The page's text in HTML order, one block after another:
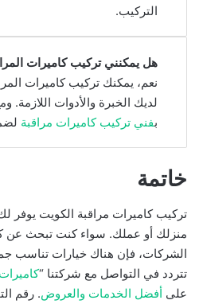
التركيب.
هل يمكنني تركيب كاميرات
نعم، يمكنك تركيب كاميرات
لديك الخبرة والأدوات اللازمة.
بفني تركيب كاميرات مراقبة
خاتمة
تركيب كاميرات مراقبة الكويت يوفر لك
منزلك أو عملك. سواء كنت تبحث عن
الشركات، فإن هناك خيارات تناسب
تتردد في التواصل مع شركتنا “
على أفضل الخدمات والعروض. رقم